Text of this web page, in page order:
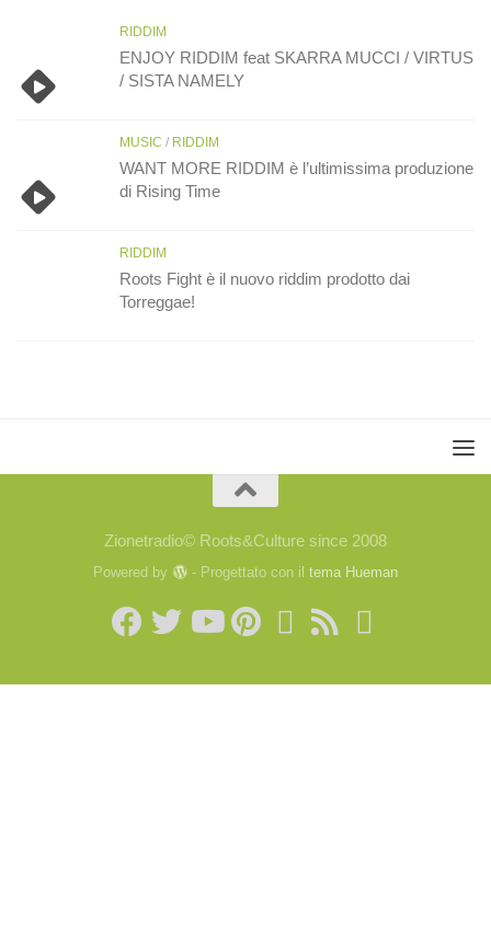
RIDDIM
ENJOY RIDDIM feat SKARRA MUCCI / VIRTUS
/ SISTA NAMELY
MUSIC / RIDDIM
WANT MORE RIDDIM è l’ultimissima produzione
di Rising Time
RIDDIM
Roots Fight è il nuovo riddim prodotto dai
Torreggae!
Zionetradio© Roots&Culture since 2008
Powered by - Progettato con il tema Hueman